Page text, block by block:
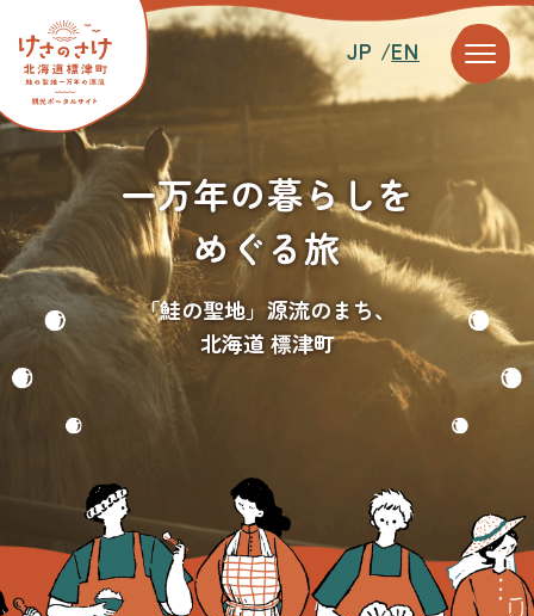
JP /EN
一万年の暮らしを
めぐる旅
「鮭の聖地」源流のまち、
北海道 標津町